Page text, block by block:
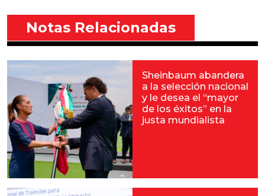
Notas Relacionadas
Sheinbaum abandera
a la selección nacional
y le desea el “mayor
de los éxitos” en la
justa mundialista